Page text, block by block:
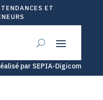
ET
par SEPIA-Digicom